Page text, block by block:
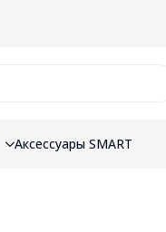
Аксессуары SMART